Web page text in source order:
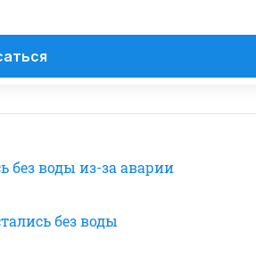
без воды из-за аварии
без воды